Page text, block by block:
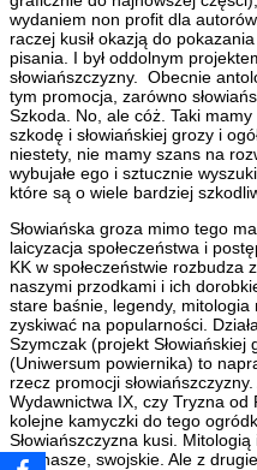
wydaniem non profit dla
raczej kusił okazją do
pisania. I był oddolnym
słowiańszczyzny. Obecnie
tym promocja, zarówno
Szkoda. No, ale cóż. Taki
szkodę i słowiańskiej grozy i
niestety, nie mamy szans na
wybujałe ego i sztucznie
które są o wiele bardziej
Słowiańska groza mimo tego
laicyzacja społeczeństwa i
KK w społeczeństwie rozbudza
naszymi przodkami i ich
stare baśnie, legendy,
zyskiwać na popularności.
Szymczak (projekt
(Uniwersum powiernika) to
rzecz promocji
Wydawnictwa IX, czy Tryzna
kolejne kamyczki do tego
Słowiańszczyzna kusi.
jest nasze, swojskie. Ale z